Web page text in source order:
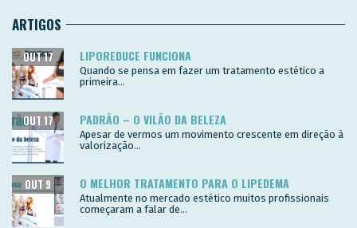
ARTIGOS
LIPOREDUCE FUNCIONA
OUT 17
Quando se pensa em fazer um tratamento estético a
primeira...
PADRÃO – O VILÃO DA BELEZA
OUT 17
Apesar de vermos um movimento crescente em direção à
valorização...
O MELHOR TRATAMENTO PARA O LIPEDEMA
OUT 9
Atualmente no mercado estético muitos profissionais
começaram a falar de...